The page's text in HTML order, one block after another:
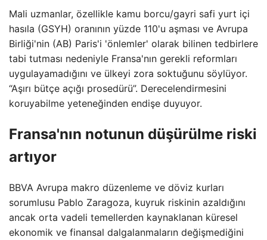
Mali uzmanlar, özellikle kamu borcu/gayri safi yurt içi
hasıla (GSYH) oranının yüzde 110'u aşması ve Avrupa
Birliği'nin (AB) Paris'i 'önlemler' olarak bilinen tedbirlere
tabi tutması nedeniyle Fransa'nın gerekli reformları
uygulayamadığını ve ülkeyi zora soktuğunu söylüyor.
“Aşırı bütçe açığı prosedürü”. Derecelendirmesini
koruyabilme yeteneğinden endişe duyuyor.
Fransa'nın notunun düşürülme riski
artıyor
BBVA Avrupa makro düzenleme ve döviz kurları
sorumlusu Pablo Zaragoza, kuyruk riskinin azaldığını
ancak orta vadeli temellerden kaynaklanan küresel
ekonomik ve finansal dalgalanmaların değişmediğini